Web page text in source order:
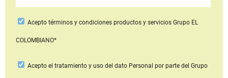
Aceptotérminos y condiciones productos y serviciosGrupo EL
COLOMBIANO*
Acepto el tratamiento y uso del dato Personal por parte del Grupo